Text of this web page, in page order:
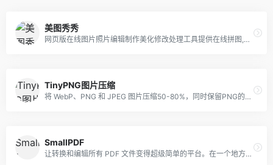
美图秀秀
网页版在线图片照片编辑制作美化修改处理工具提供在线拼图,在线改图修图,在线P图,在线美颜,在线ps照片，还有海报设计、平面设计、广告设计、贴纸素材、边框等丰富的内容。
TinyPNG图片压缩
将 WebP、PNG 和 JPEG 图片压缩50-80%，同时保留PNG的透明度。
SmallPDF
让转换和编辑所有 PDF 文件变得超级简单的平台。在一个地方解决你所有的 PDF 问题，而且是免费的。